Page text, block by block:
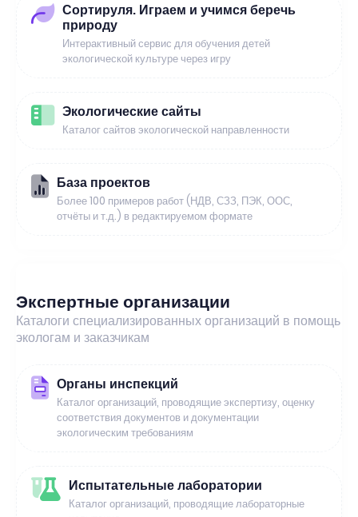
Сортируля. Играем и учимся беречь
природу
Интерактивный сервис для обучения детей
экологической культуре через игру
Экологические сайты
Каталог сайтов экологической направленности
База проектов
Более 100 примеров работ (НДВ, СЗЗ, ПЭК, ООС,
отчёты и т.д.) в редактируемом формате
Экспертные организации
Каталоги специализированных организаций в помощь
экологам и заказчикам
Органы инспекций
Каталог организаций, проводящие экспертизу, оценку
соответствия документов и документации
экологическим требованиям
Испытательные лаборатории
Каталог организаций, проводящие лабораторные